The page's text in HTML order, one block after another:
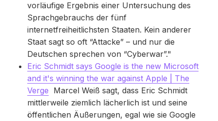
vorläufige Ergebnis einer Untersuchung des
Sprachgebrauchs der fünf
internetfreiheitlichsten Staaten. Kein anderer
Staat sagt so oft “Attacke” – und nur die
Deutschen sprechen von “Cyberwar”."
Eric Schmidt says Google is the new Microsoft
and it's winning the war against Apple | The
Verge Marcel Weiß sagt, dass Eric Schmidt
mittlerweile ziemlich lächerlich ist und seine
öffentlichen Äußerungen, egal wie sie Google